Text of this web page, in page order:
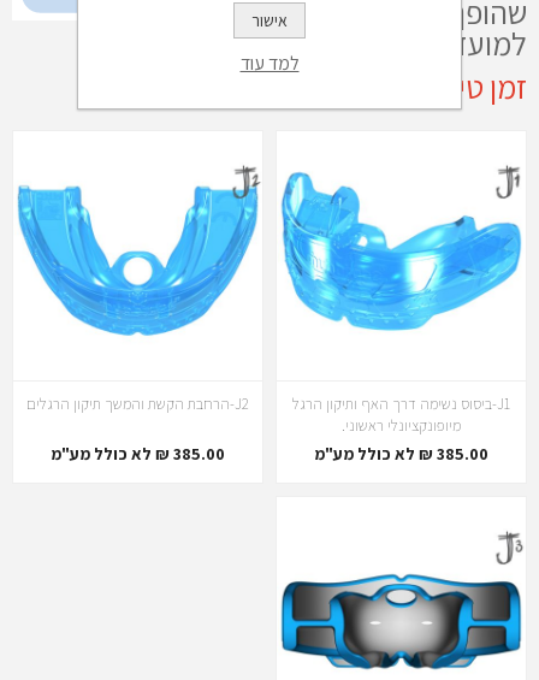
שהופך את הזמן
למועד האידיאלי לטיפול קליני.
זמן טיפול ממוצע 12 חודשים
J1-ביסוס נשימה דרך האף ותיקון הרגל
מיופונקציונלי ראשוני.
385.00 ₪ לא כולל מע"מ
J2-הרחבת הקשת והמשך תיקון הרגלים
385.00 ₪ לא כולל מע"מ
אישור
למד עוד